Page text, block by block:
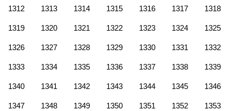
1312 1313 1314 1315 1316 1317 1318
1319 1320 1321 1322 1323 1324 1325
1326 1327 1328 1329 1330 1331 1332
1333 1334 1335 1336 1337 1338 1339
1340 1341 1342 1343 1344 1345 1346
1347 1348 1349 1350 1351 1352 1353